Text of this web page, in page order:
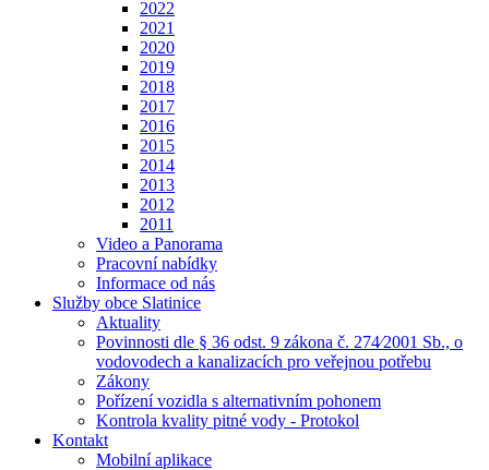
2022
2021
2020
2019
2018
2017
2016
2015
2014
2013
2012
2011
Video a Panorama
Pracovní nabídky
Informace od nás
Služby obce Slatinice
Aktuality
Povinnosti dle § 36 odst. 9 zákona č. 274⁄2001 Sb., o
vodovodech a kanalizacích pro veřejnou potřebu
Zákony
Pořízení vozidla s alternativním pohonem
Kontrola kvality pitné vody - Protokol
Kontakt
Mobilní aplikace